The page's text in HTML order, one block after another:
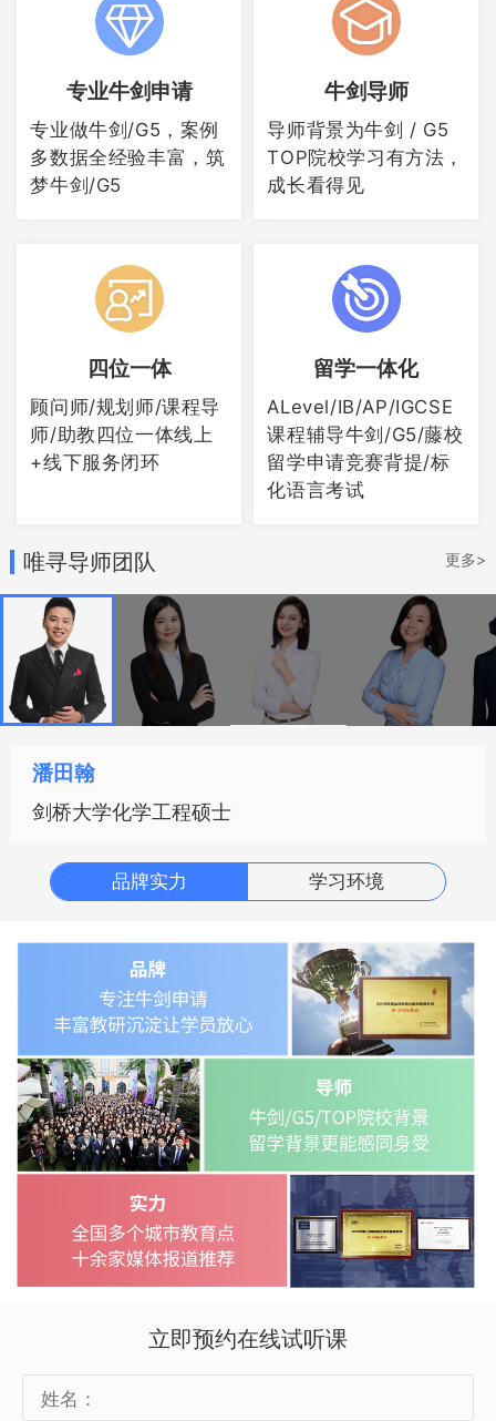
考试地址：上实剑桥浦东校区（唐陆公路
3892号）
联合书院隶属上实剑桥教育集团，是以小
班化、导师制为特色的精英美高，专注培
性地开设了科创/博雅双轨班型，研发MUC
多联课程体系与PRP个研计划(长江学者领
衔科研项目)，提供55+精品课程。通过与
高校的深度科研联合以及升学规划的全程
护航，助力学子实现学术突破与个性化发
展。
书院9年级
学制4年（适龄考生：初三应届生）
书院10年级
学制3年（适龄考生：初三应届生、高一在
读生）
书院11年级
学制2年（适龄考生：高一、高二在读生）
报名方式
官网的在线报名系统是上实剑桥入学申请
的报名方式。
考试流程及注意事项
考生请提前45分钟到达 > 考生签到缴费 >
考试总时长约3小时15分钟。
专业牛剑申请
专业做牛剑/G5，案例
多数据全经验丰富，筑
梦牛剑/G5
牛剑导师
导师背景为牛剑 / G5
TOP院校学习有方法，
成长看得见
四位一体
顾问师/规划师/课程导
师/助教四位一体线上
+线下服务闭环
留学一体化
ALevel/IB/AP/IGCSE
课程辅导牛剑/G5/藤校
留学申请竞赛背提/标
化语言考试
唯寻导师团队 更多>
潘田翰
剑桥大学化学工程硕士
品牌实力 学习环境
立即预约在线试听课